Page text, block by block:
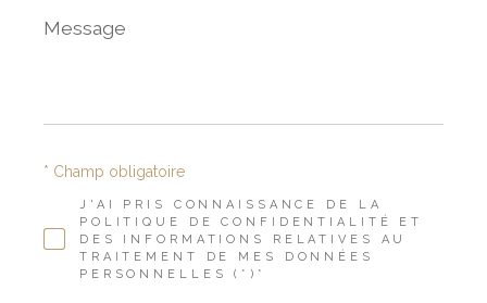
Message
J'AI PRIS CONNAISSANCE DE LA
POLITIQUE DE CONFIDENTIALITÉ ET
DES INFORMATIONS RELATIVES AU
TRAITEMENT DE MES DONNÉES
PERSONNELLES (*)*
* Champ obligatoire